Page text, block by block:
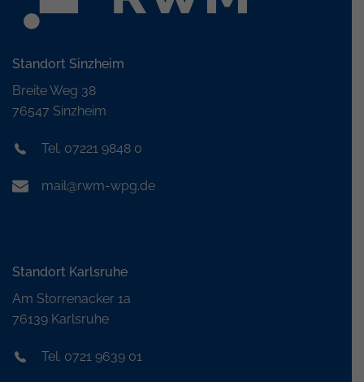
Standort Sinzheim
Breite Weg 38
76547 Sinzheim
Tel. 07221 9848 0
mail@rwm-wpg.de
Standort Karlsruhe
Am Storrenacker 1a
76139 Karlsruhe
Tel. 0721 9639 01